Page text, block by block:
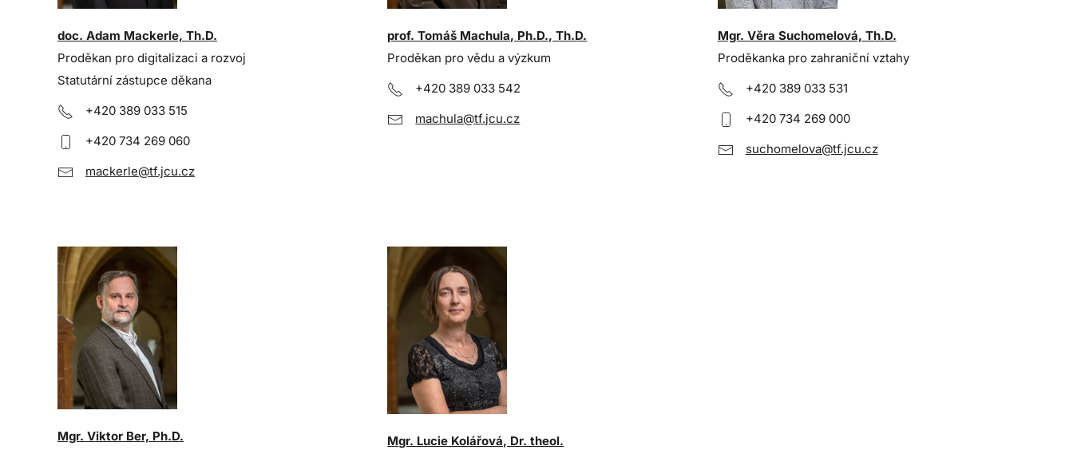
doc. Adam Mackerle, Th.D.
Proděkan pro digitalizaci a rozvoj
Statutární zástupce děkana
+420 389 033 515
+420 734 269 060
mackerle@tf.jcu.cz
prof. Tomáš Machula, Ph.D., Th.D.
Proděkan pro vědu a výzkum
+420 389 033 542
machula@tf.jcu.cz
Mgr. Věra Suchomelová, Th.D.
Proděkanka pro zahraniční vztahy
+420 389 033 531
+420 734 269 000
suchomelova@tf.jcu.cz
Mgr. Viktor Ber, Ph.D.
Mgr. Lucie Kolářová, Dr. theol.